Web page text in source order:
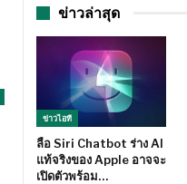
ข่าวล่าสุด
ข่าวไอที
ลือ Siri Chatbot ร่าง AI
แท้จริงของ Apple อาจจะ
เปิดตัวพร้อม…